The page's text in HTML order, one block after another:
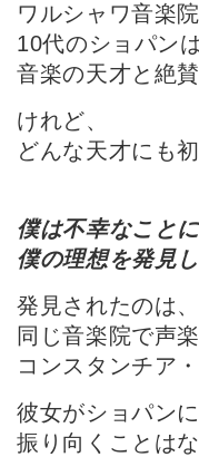
ワルシャワ音楽
10代のショパン
音楽の天才と絶
けれど、
どんな天才にも
僕は不幸なこと
僕の理想を発見
発見されたのは
同じ音楽院で声
コンスタンチア
彼女がショパン
振り向くことは